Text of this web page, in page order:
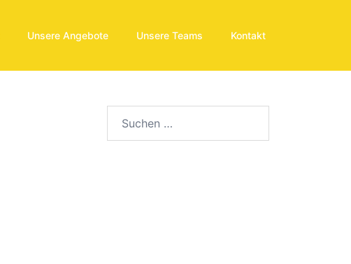
Unsere Angebote Unsere Teams Kontakt